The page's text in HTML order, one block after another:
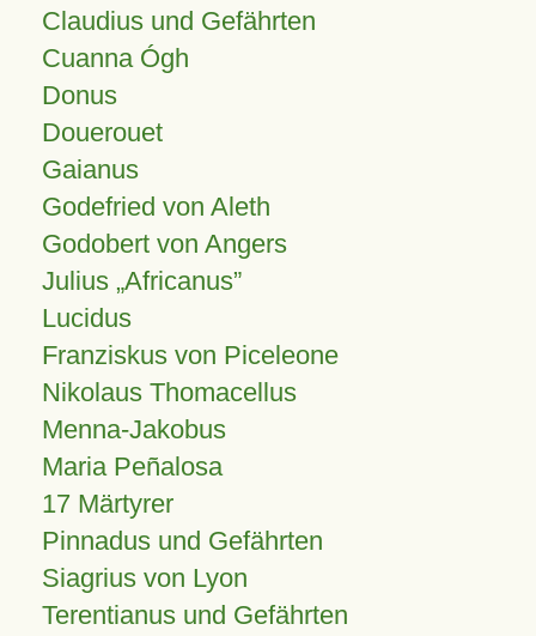
Claudius und Gefährten
Cuanna Ógh
Donus
Douerouet
Gaianus
Godefried von Aleth
Godobert von Angers
Julius Africanus
Lucidus
Franziskus von Piceleone
Nikolaus Thomacellus
Menna-Jakobus
Maria Peñalosa
17 Märtyrer
Pinnadus und Gefährten
Siagrius von Lyon
Terentianus und Gefährten